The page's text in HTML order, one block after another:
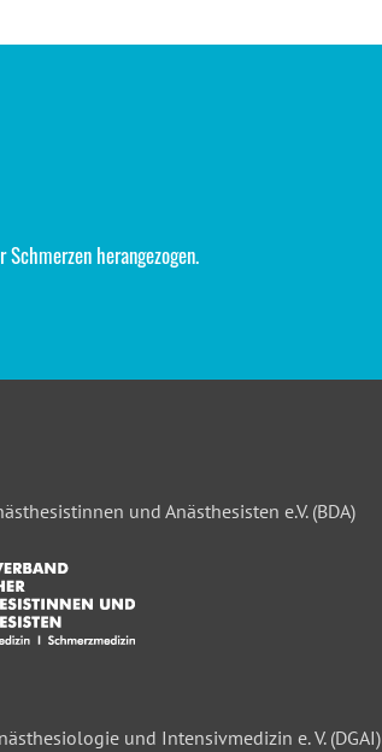
herangezogen.
und Anästhesisten e.V. (BDA)
und Intensivmedizin e. V. (DGAI)